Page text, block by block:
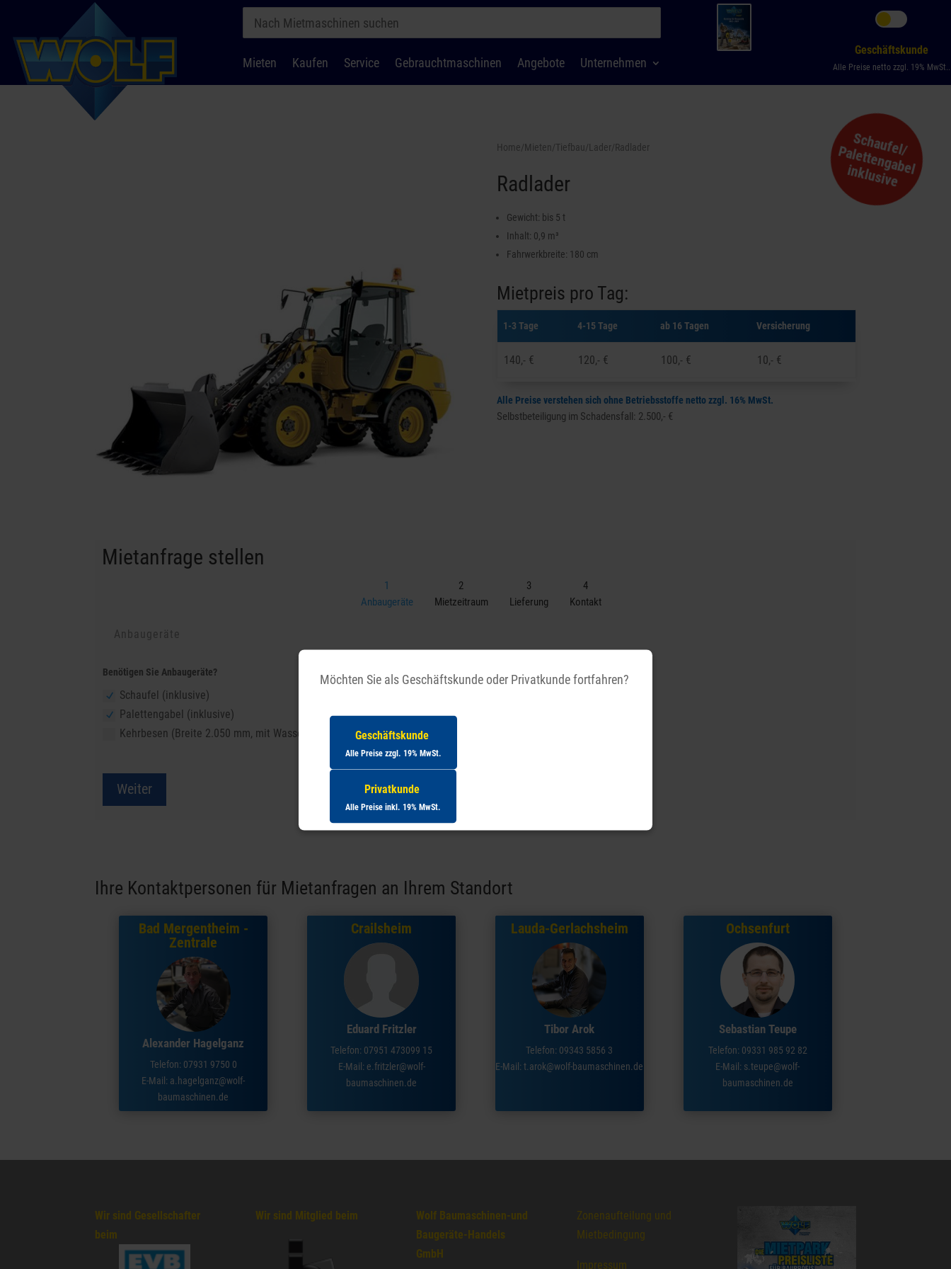
Mieten Kaufen Service Gebrauchtmaschinen Angebote Unternehmen
Geschäftskunde
Alle Preise netto zzgl. 19% MwSt..
Home/Mieten/Tiefbau/Lader/Radlader
Radlader
Gewicht: bis 5 t
Inhalt: 0,9 m³
Fahrwerkbreite: 180 cm
Mietpreis pro Tag:
1-3 Tage 4-15 Tage ab 16 Tagen Versicherung
140,- € 120,- € 100,- € 10,- €
Alle Preise verstehen sich ohne Betriebsstoffe netto zzgl. 16% MwSt.
Selbstbeteiligung im Schadensfall: 2.500,- €
Schaufel/
Palettengabel
inklusive
Mietanfrage stellen
Anbaugeräte Mietzeitraum Lieferung Kontakt
Benötigen Sie Anbaugeräte?
Schaufel (inklusive)
Palettengabel (inklusive)
Kehrbesen (Breite 2.050 mm, mit Wassersprüheinrichtung)
Weiter
Ihre Kontaktpersonen für Mietanfragen an Ihrem Standort
Bad Mergentheim -
Zentrale
Alexander Hagelganz
Telefon: 07931 9750 0
E-Mail: a.hagelganz@wolf-
baumaschinen.de
Crailsheim
Eduard Fritzler
Telefon: 07951 473099 15
E-Mail: e.fritzler@wolf-
baumaschinen.de
Lauda-Gerlachsheim
Tibor Arok
Telefon: 09343 5856 3
E-Mail:t.arok@wolf-baumaschinen.de
Ochsenfurt
Sebastian Teupe
Telefon: 09331 985 92 82
E-Mail: s.teupe@wolf-
baumaschinen.de
Wir sind Gesellschafter
beim
Wir sind Mitglied beim
Wolf Baumaschinen-und
Baugeräte-Handels
GmbH
Zonenaufteilung und
Mietbedingung
Impressum
Möchten Sie als Geschäftskunde oder Privatkunde fortfahren?
Geschäftskunde
Alle Preise zzgl. 19% MwSt.
Privatkunde
Alle Preise inkl. 19% MwSt.